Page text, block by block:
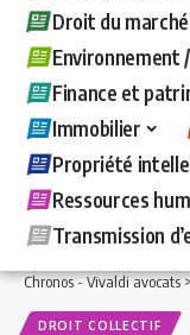
Droit du
Environnement
Finance et
Immobilier
Propriété
Ressources
Transmission
Chronos - Vivaldi avocats
DROIT COLLECTIF